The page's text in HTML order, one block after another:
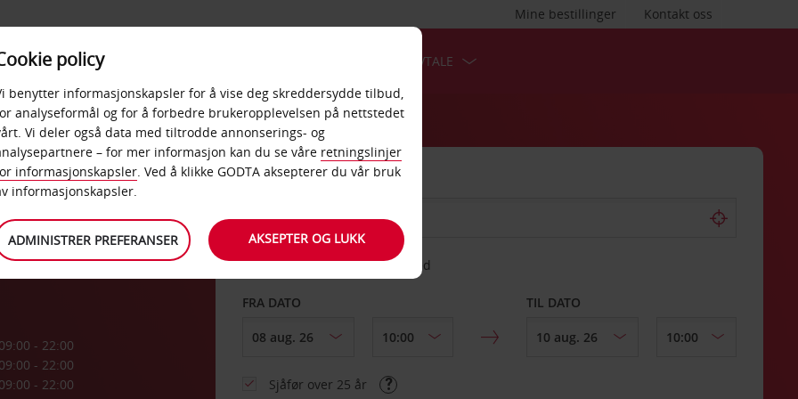
Kontakt oss
Mine bestillinger
PRODUKTER BEDRIFTSAVTALE
09:00 - 22:00
09:00 - 22:00
09:00 - 22:00
HENT FRA
Velg et annet leveringssted
FRA DATO TIL DATO
Sjåfør over 25 år
policy
benytter informasjonskapsler for å vise deg skreddersydde tilbud,
analyseformål og for å forbedre brukeropplevelsen på nettstedet
Vi deler også data med tiltrodde annonserings- og
– for mer informasjon kan du se våre retningslinjer
informasjonskapsler. Ved å klikke GODTA aksepterer du vår bruk
informasjonskapsler.
ADMINISTRER PREFERANSER AKSEPTER OG LUKK